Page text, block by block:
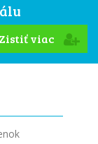
Zistiť viac